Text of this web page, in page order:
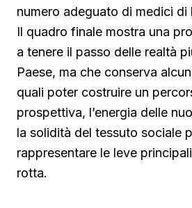
numero adeguato di medici di
Il quadro finale mostra una
a tenere il passo delle realtà
Paese, ma che conserva
quali poter costruire un
prospettiva, l’energia delle
la solidità del tessuto sociale
rappresentare le leve
rotta.